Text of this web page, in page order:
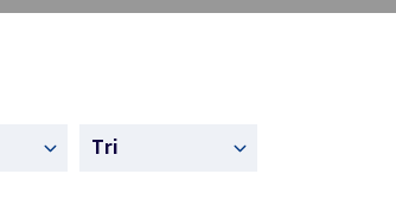
Tri